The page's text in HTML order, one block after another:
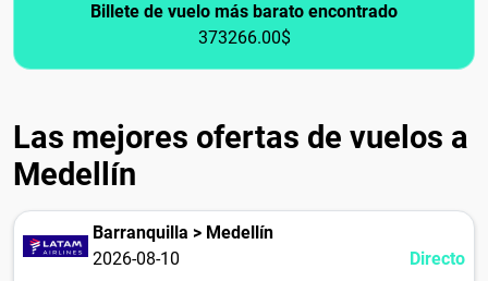
Billete de vuelo más barato encontrado
373266.00$
Las mejores ofertas de vuelos a
Medellín
Barranquilla > Medellín
2026-08-10
Directo